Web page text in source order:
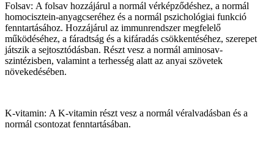
Folsav: A folsav hozzájárul a normál vérképződéshez, a normál
homocisztein-anyagcseréhez és a normál pszichológiai funkció
fenntartásához. Hozzájárul az immunrendszer megfelelő
működéséhez, a fáradtság és a kifáradás csökkentéséhez, szerepet
játszik a sejtosztódásban. Részt vesz a normál aminosav-
szintézisben, valamint a terhesség alatt az anyai szövetek
növekedésében.
K-vitamin: A K-vitamin részt vesz a normál véralvadásban és a
normál csontozat fenntartásában.